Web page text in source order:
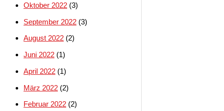
Oktober 2022 (3)
September 2022 (3)
August 2022 (2)
Juni 2022 (1)
April 2022 (1)
März 2022 (2)
Februar 2022 (2)